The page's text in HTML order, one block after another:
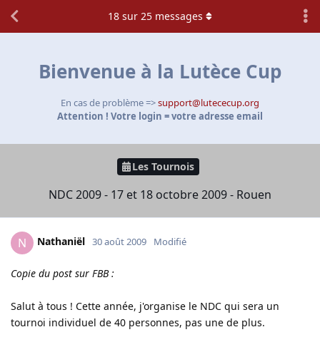
Bienvenue à la Lutèce Cup
En cas de problème =>support@lutececup.org
Attention ! Votre login = votre adresse email
Les Tournois
NDC 2009 - 17 et 18 octobre 2009 - Rouen
18 sur 25 messages
N Nathaniël 30 août 2009 Modifié
Copie du post sur FBB :
Salut à tous ! Cette année, j'organise le NDC qui sera un
tournoi individuel de 40 personnes, pas une de plus.